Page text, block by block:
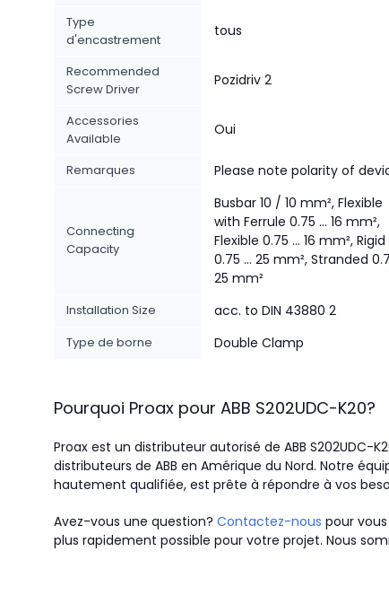
Type
d'encastrement
tous
Recommended
Screw Driver
Pozidriv 2
Accessories
Available
Oui
Remarques Please note polarity of
Connecting
Capacity
Busbar 10 / 10 mm², Flexible
with Ferrule 0.75 ... 16 mm²,
Flexible 0.75 ... 16 mm², Rigid
0.75 ... 25 mm², Stranded
25 mm²
Installation Size acc. to DIN 43880 2
Type de borne Double Clamp
Pourquoi Proax pour ABB S202UDC-K20?
Proax est un distributeur autorisé de ABB S202UDC-
distributeurs de ABB en Amérique du Nord. Notre
hautement qualifiée, est prête à répondre à vos
Avez-vous une question? Contactez-nous pour
plus rapidement possible pour votre projet. Nous